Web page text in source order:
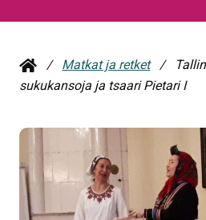
/ Matkat ja retket /
sukukansoja ja tsaari Pietari I